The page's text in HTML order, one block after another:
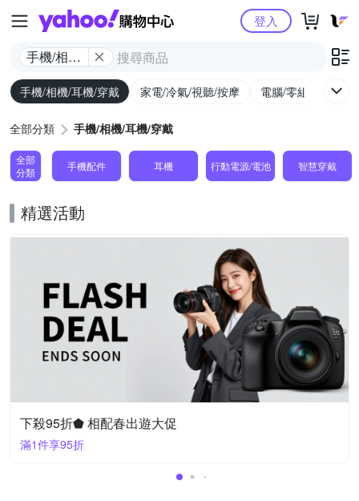
Yahoo購物中心
手機/相機/
耳機/穿戴
登入
手機/相機/耳機/穿戴 家電/冷氣/視聽/按摩 電腦/零組件/週邊/
全部分類 手機/相機/耳機/穿戴
全部
分類
手機配件 耳機 行動電源/電池 智慧穿戴
精選活動
下殺95折⬟ 相配春出遊大促
滿1件享95折